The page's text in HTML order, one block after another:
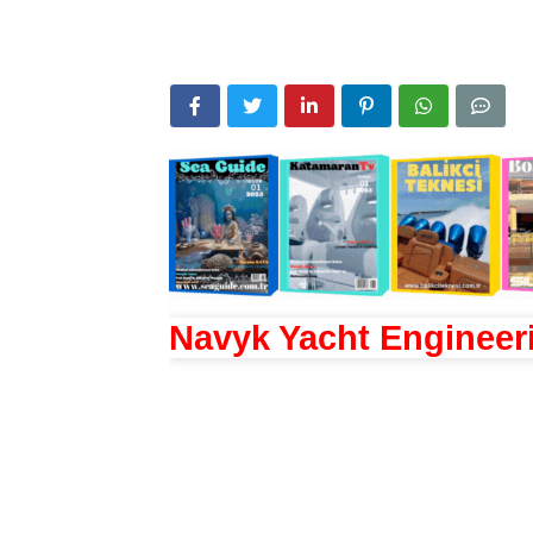
Navyk Yacht